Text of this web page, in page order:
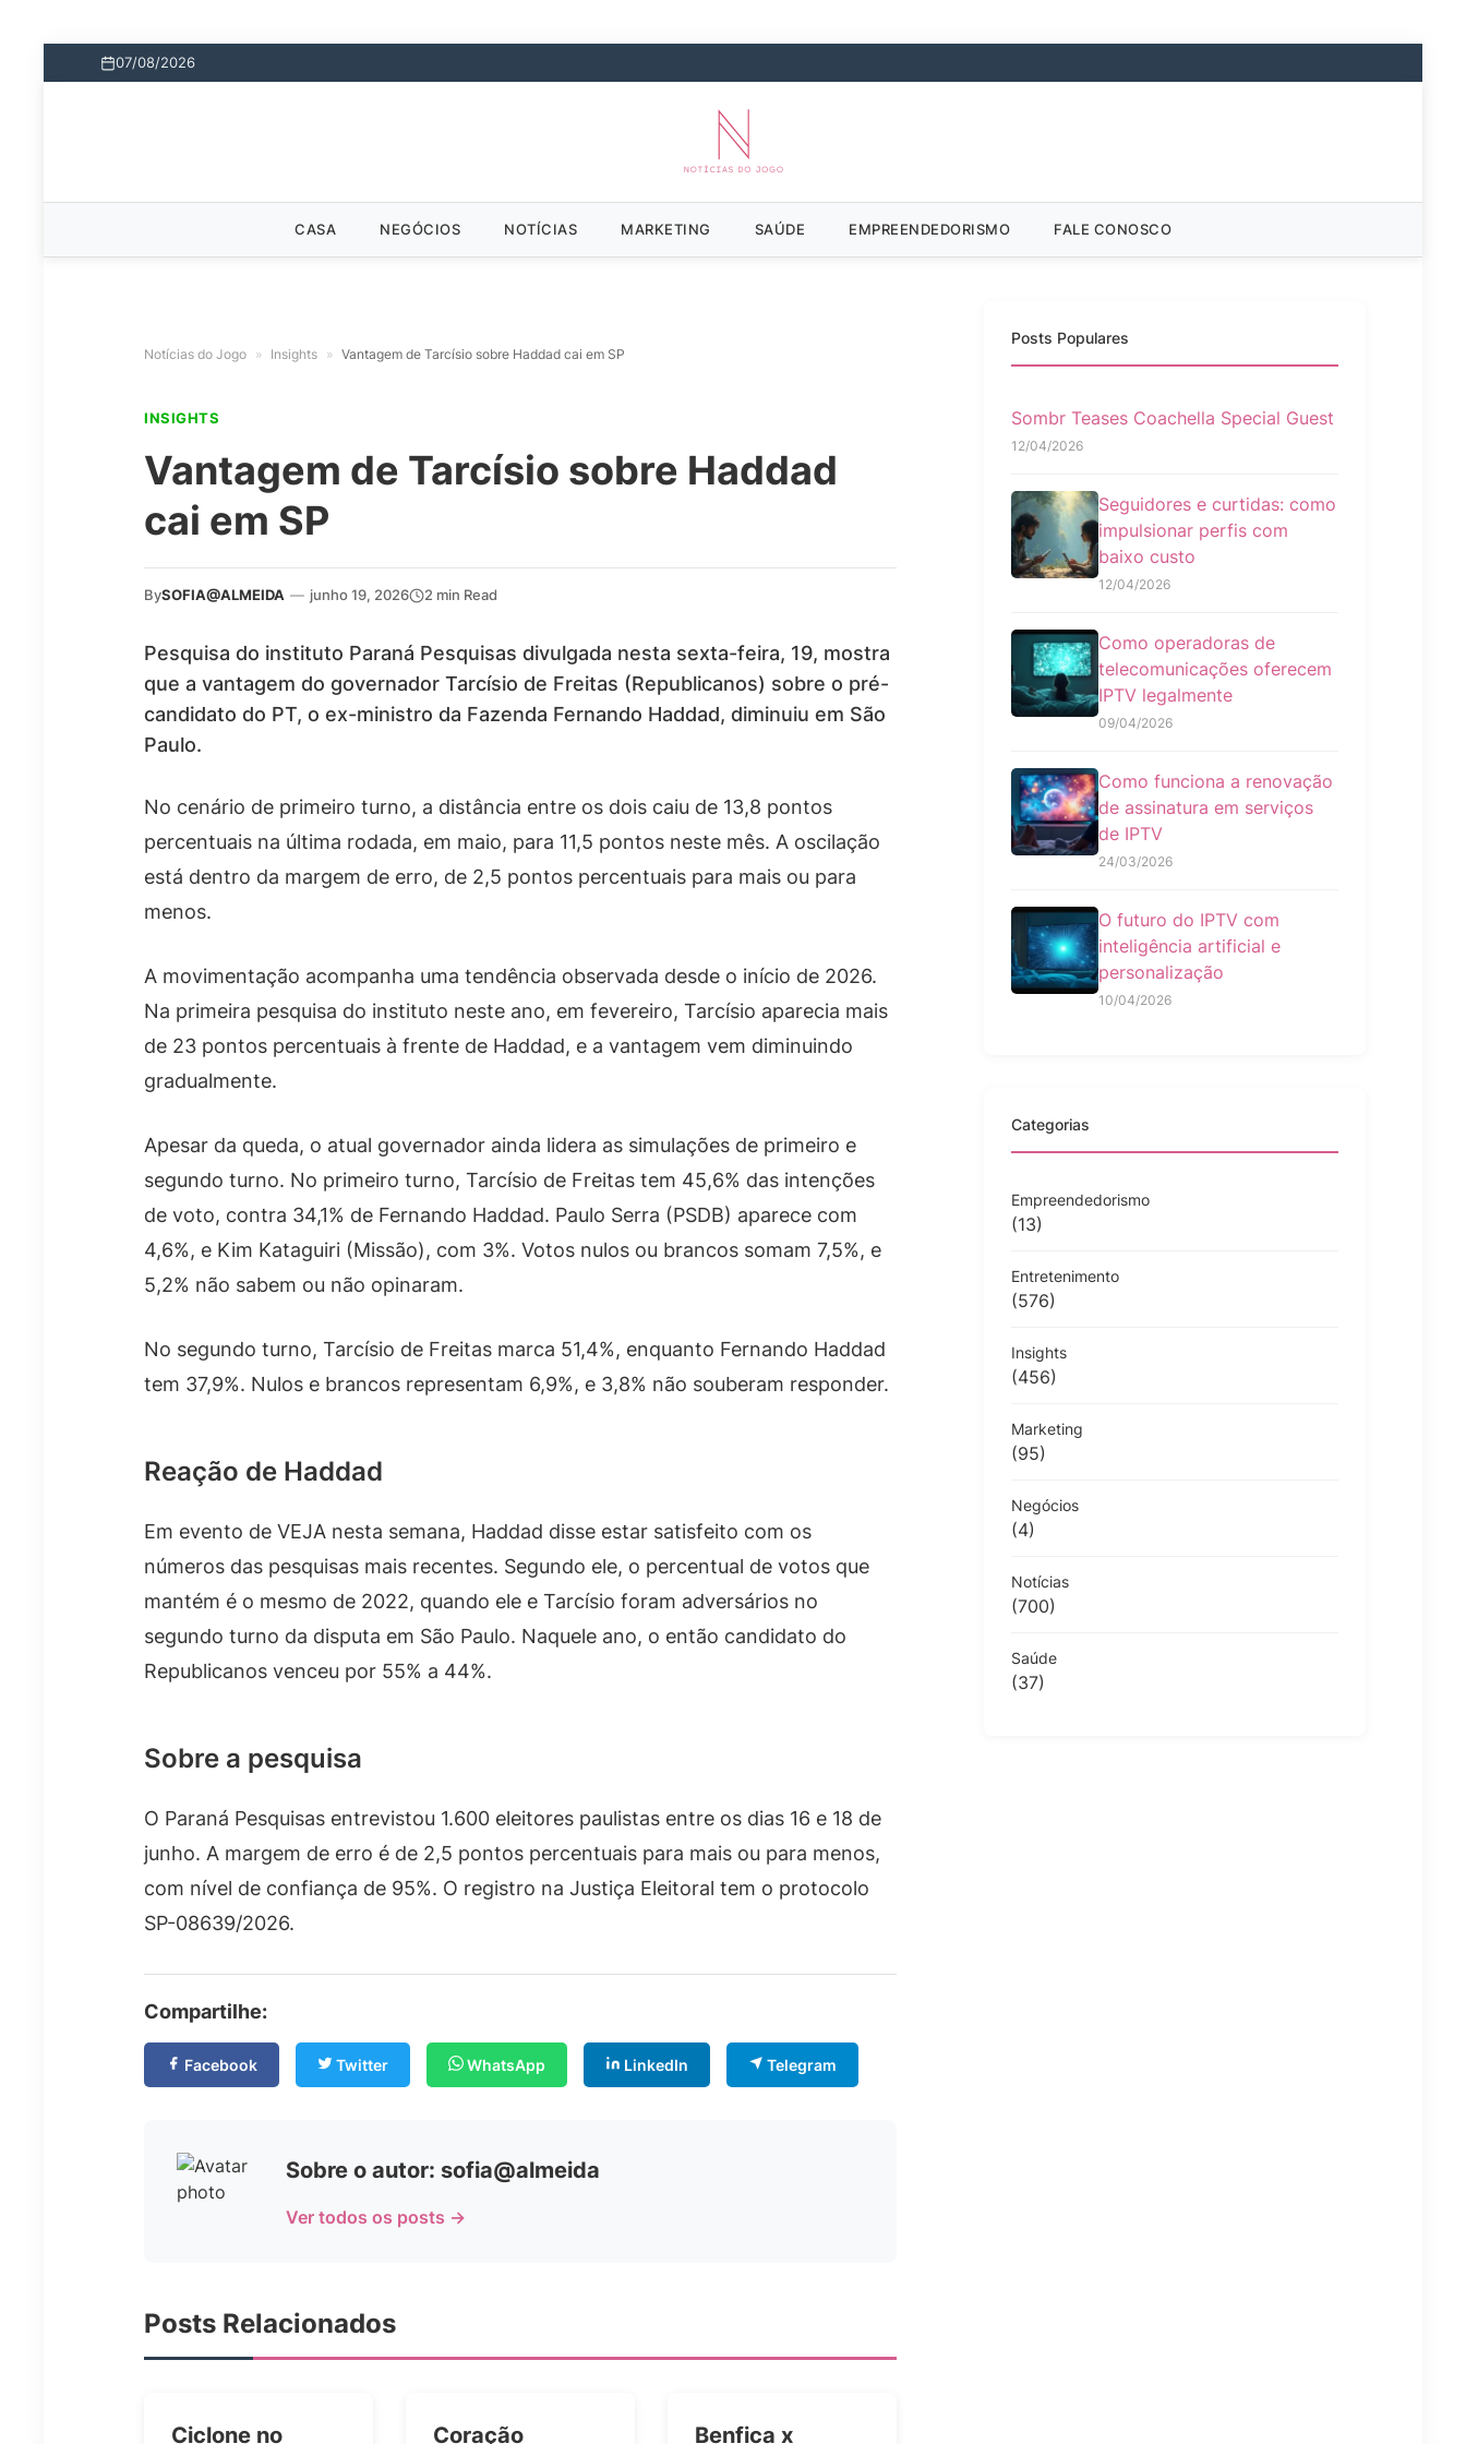
07/08/2026
CASA NEGÓCIOS NOTÍCIAS MARKETING SAÚDE EMPREENDEDORISMO FALE CONOSCO
Notícias do Jogo » Insights » Vantagem de Tarcísio sobre Haddad cai em SP
INSIGHTS
Vantagem de Tarcísio sobre Haddad
cai em SP
BySOFIA@ALMEIDA — junho 19, 2026 2 min Read
Pesquisa do instituto Paraná Pesquisas divulgada nesta sexta-feira, 19, mostra
que a vantagem do governador Tarcísio de Freitas (Republicanos) sobre o pré-
candidato do PT, o ex-ministro da Fazenda Fernando Haddad, diminuiu em São
Paulo.
No cenário de primeiro turno, a distância entre os dois caiu de 13,8 pontos
percentuais na última rodada, em maio, para 11,5 pontos neste mês. A oscilação
está dentro da margem de erro, de 2,5 pontos percentuais para mais ou para
menos.
A movimentação acompanha uma tendência observada desde o início de 2026.
Na primeira pesquisa do instituto neste ano, em fevereiro, Tarcísio aparecia mais
de 23 pontos percentuais à frente de Haddad, e a vantagem vem diminuindo
gradualmente.
Apesar da queda, o atual governador ainda lidera as simulações de primeiro e
segundo turno. No primeiro turno, Tarcísio de Freitas tem 45,6% das intenções
de voto, contra 34,1% de Fernando Haddad. Paulo Serra (PSDB) aparece com
4,6%, e Kim Kataguiri (Missão), com 3%. Votos nulos ou brancos somam 7,5%, e
5,2% não sabem ou não opinaram.
No segundo turno, Tarcísio de Freitas marca 51,4%, enquanto Fernando Haddad
tem 37,9%. Nulos e brancos representam 6,9%, e 3,8% não souberam responder.
Reação de Haddad
Em evento de VEJA nesta semana, Haddad disse estar satisfeito com os
números das pesquisas mais recentes. Segundo ele, o percentual de votos que
mantém é o mesmo de 2022, quando ele e Tarcísio foram adversários no
segundo turno da disputa em São Paulo. Naquele ano, o então candidato do
Republicanos venceu por 55% a 44%.
Sobre a pesquisa
O Paraná Pesquisas entrevistou 1.600 eleitores paulistas entre os dias 16 e 18 de
junho. A margem de erro é de 2,5 pontos percentuais para mais ou para menos,
com nível de confiança de 95%. O registro na Justiça Eleitoral tem o protocolo
SP-08639/2026.
Compartilhe:
Facebook Twitter WhatsApp LinkedIn Telegram
Sobre o autor: sofia@almeida
Ver todos os posts →
Posts Relacionados
Ciclone no
Coração
Benfica x
Posts Populares
Sombr Teases Coachella Special Guest
12/04/2026
Seguidores e curtidas: como
impulsionar perfis com
baixo custo
12/04/2026
Como operadoras de
telecomunicações oferecem
IPTV legalmente
09/04/2026
Como funciona a renovação
de assinatura em serviços
de IPTV
24/03/2026
O futuro do IPTV com
inteligência artificial e
personalização
10/04/2026
Categorias
Empreendedorismo
(13)
Entretenimento
(576)
Insights
(456)
Marketing
(95)
Negócios
(4)
Notícias
(700)
Saúde
(37)